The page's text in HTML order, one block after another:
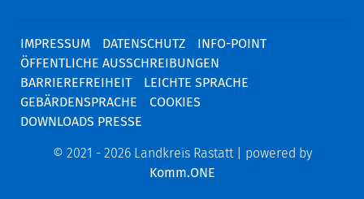
IMPRESSUM DATENSCHUTZ
INFO-POINT
ÖFFENTLICHE AUSSCHREIBUNGEN
BARRIEREFREIHEIT
LEICHTE SPRACHE
GEBÄRDENSPRACHE
COOKIES
DOWNLOADS PRESSE
© 2021 - 2026 Landkreis Rastatt | powered by
Komm.ONE